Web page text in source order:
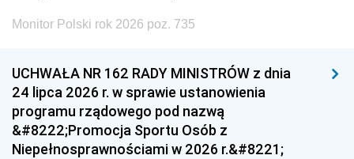
Monitor Polski rok 2026 poz. 735
UCHWAŁA NR 162 RADY MINISTRÓW z dnia
24 lipca 2026 r. w sprawie ustanowienia
programu rządowego pod nazwą
&#8222;Promocja Sportu Osób z
Niepełnosprawnościami w 2026 r.&#8221;